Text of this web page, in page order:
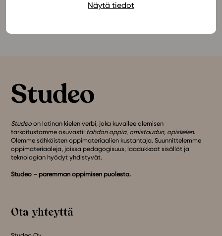
Näytä tiedot
Tutustu ÄI6 Kirjoittaminen 1 (LOPS 2021) -
Studeo on latinan kielen verbi, joka kuvailee olemisen
tarkoitustamme osuvasti: tahdon oppia, omistaudun, opiskelen.
Olemme sähköisten oppimateriaalien kustantaja. Suunnittelemme
oppimateriaaleja, joissa pedagogisuus, laadukkaat sisällöt ja
teknologian hyödyt yhdistyvät.
Studeo – paremman oppimisen puolesta.
Ota yhteyttä